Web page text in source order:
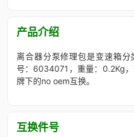
产品介绍
离合器分泵修理包是变速箱
号：6034071，重量：0.2Kg
牌下的no oem互换。
互换件号